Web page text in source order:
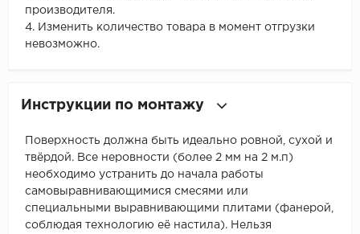
производителя.
4. Изменить количество товара в момент отгрузки
невозможно.
Инструкции по монтажу
Поверхность должна быть идеально ровной, сухой и
твёрдой. Все неровности (более 2 мм на 2 м.п)
необходимо устранить до начала работы
самовыравнивающимися смесями или
специальными выравнивающими плитами (фанерой,
соблюдая технологию её настила). Нельзя